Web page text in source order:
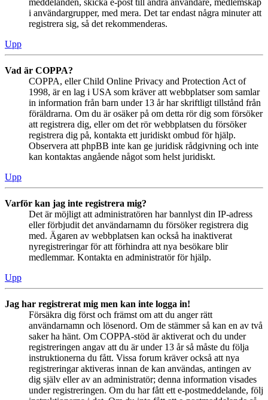
i användargrupper, med mera. Det tar endast några minuter att
registrera sig, så det rekommenderas.
Upp
Vad är COPPA?
COPPA, eller Child Online Privacy and Protection Act of
1998, är en lag i USA som kräver att webbplatser som samlar
in information från barn under 13 år har skriftligt tillstånd från
föräldrarna. Om du är osäker på om detta rör dig som försöker
att registrera dig, eller om det rör webbplatsen du försöker
registrera dig på, kontakta ett juridiskt ombud för hjälp.
Observera att phpBB inte kan ge juridisk rådgivning och inte
kan kontaktas angående något som helst juridiskt.
Upp
Varför kan jag inte registrera mig?
Det är möjligt att administratören har bannlyst din IP-adress
eller förbjudit det användarnamn du försöker registrera dig
med. Ägaren av webbplatsen kan också ha inaktiverat
nyregistreringar för att förhindra att nya besökare blir
medlemmar. Kontakta en administratör för hjälp.
Upp
Jag har registrerat mig men kan inte logga in!
Försäkra dig först och främst om att du anger rätt
användarnamn och lösenord. Om de stämmer så kan en av två
saker ha hänt. Om COPPA-stöd är aktiverat och du under
registreringen angav att du är under 13 år så måste du följa
instruktionerna du fått. Vissa forum kräver också att nya
registreringar aktiveras innan de kan användas, antingen av
dig själv eller av an administratör; denna information visades
under registreringen. Om du har fått ett e-postmeddelande, följ